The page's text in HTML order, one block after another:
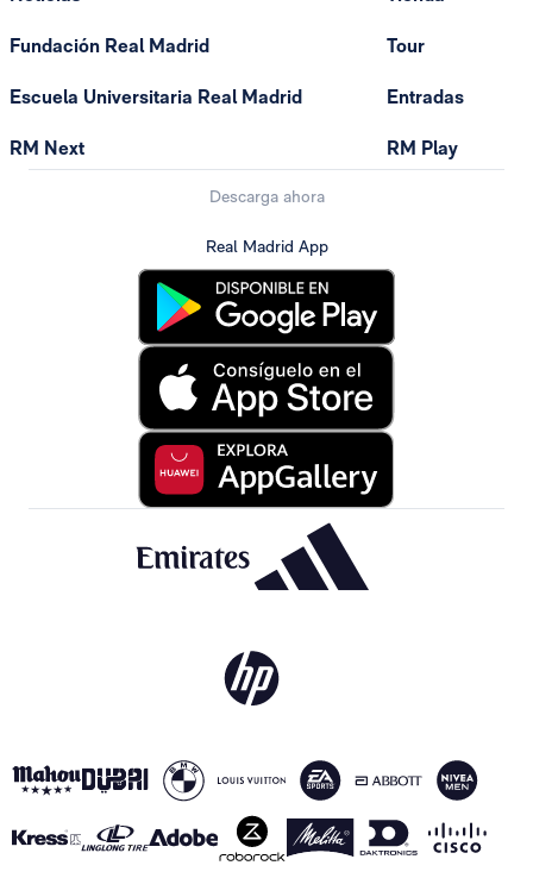
Fundación Real Madrid
Escuela Universitaria Real Madrid
RM Next
Tour
Entradas
RM Play
Descarga ahora
Real Madrid App